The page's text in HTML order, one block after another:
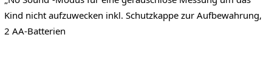
Kind nicht aufzuwecken inkl. Schutzkappe zur Aufbewahrung,
2 AA-Batterien